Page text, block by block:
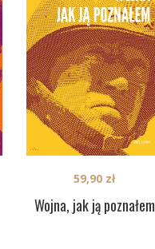
Wojna, jak ją poznałem
59,90 zł